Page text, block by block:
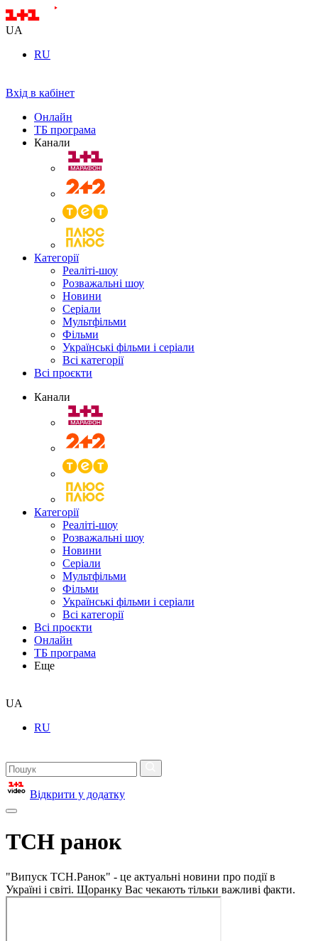
UA
RU
Вхід в кабінет
Онлайн
ТБ програма
Канали
Категорії
Реаліті-шоу
Розважальні шоу
Новини
Серіали
Мультфільми
Фільми
Українські фільми і серіали
Всі категорії
Всі проєкти
Канали
Категорії
Реаліті-шоу
Розважальні шоу
Новини
Серіали
Мультфільми
Фільми
Українські фільми і серіали
Всі категорії
Всі проєкти
Онлайн
ТБ програма
Еще
UA
RU
Відкрити у додатку
ТСН ранок
"Випуск ТСН.Ранок" - це актуальні новини про події в
Україні і світі. Щоранку Вас чекають тільки важливі факти.